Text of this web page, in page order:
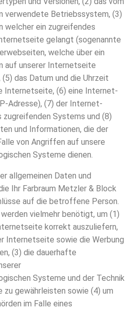
verwendete Betriebssystem, (3)
welcher ein zugreifendes
gelangt (sogenannte
welche über ein
auf unserer Internetseite
das Datum und die Uhrzeit
Internetseite, (6) eine Internet-
Adresse), (7) der Internet-
Systems und (8)
und Informationen, die der
von Angriffen auf unsere
Systeme dienen.
allgemeinen Daten und
Ihr Farbraum Metzler & Block
auf die betroffene Person.
vielmehr benötigt, um (1)
korrekt auszuliefern,
Internetseite sowie die Werbung
(3) die dauerhafte
Systeme und der Technik
gewährleisten sowie (4) um
im Falle eines